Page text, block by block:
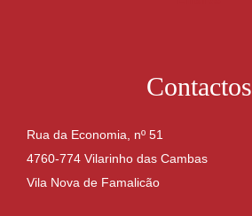
Contactos
Rua da Economia, nº 51
4760-774 Vilarinho das Cambas
Vila Nova de Famalicão